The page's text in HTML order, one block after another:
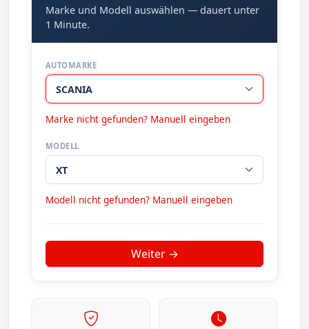
Marke und Modell auswählen — dauert unter
1 Minute.
AUTOMARKE
Marke nicht gefunden? Manuell eingeben
MODELL
Modell nicht gefunden? Manuell eingeben